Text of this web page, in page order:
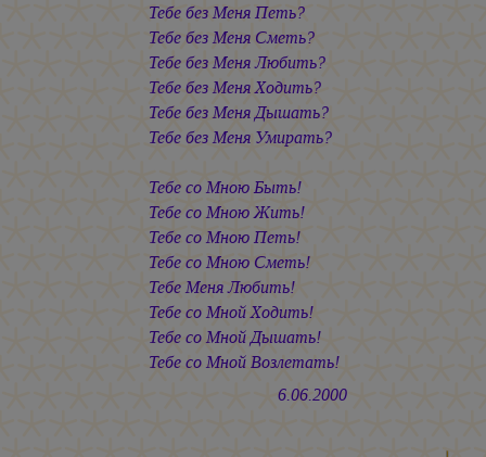
Тебе без Меня Петь?
Тебе без Меня Сметь?
Тебе без Меня Любить?
Тебе без Меня Ходить?
Тебе без Меня Дышать?
Тебе без Меня Умирать?
Тебе со Мною Быть!
Тебе со Мною Жить!
Тебе со Мною Петь!
Тебе со Мною Сметь!
Тебе Меня Любить!
Тебе со Мной Ходить!
Тебе со Мной Дышать!
Тебе со Мной Возлетать!
6.06.2000